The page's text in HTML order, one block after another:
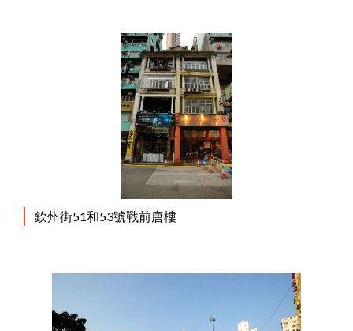
欽州街51和53號戰前唐樓